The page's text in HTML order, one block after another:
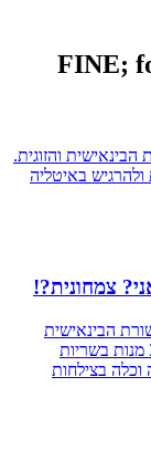
והזוגית.
באיטליה
צמחונית?!
הבינאישית
והזוגית. ביחד עם השף הפרטי שלכם תלמדו להכין 3 מנות בשריות
בצילחות